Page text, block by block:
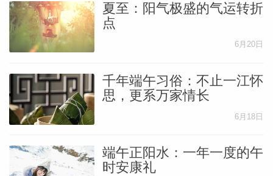
婆星座 航
夏至：阳气极盛的气运转折
点
6月20日
千年端午习俗：不止一江怀
思，更系万家情长
6月18日
端午正阳水：一年一度的午
时安康礼